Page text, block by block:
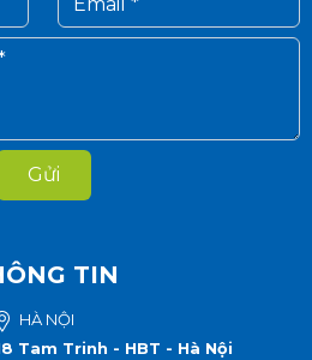
Gửi
TIN
HÀ NỘI
Tam Trinh - HBT - Hà Nội